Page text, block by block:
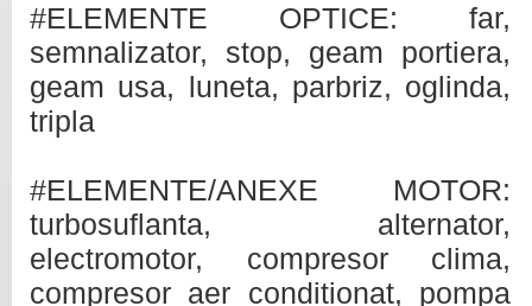
#ELEMENTE OPTICE: far,
semnalizator, stop, geam portiera,
geam usa, luneta, parbriz, oglinda,
tripla
#ELEMENTE/ANEXE MOTOR:
turbosuflanta, alternator,
electromotor, compresor clima,
compresor aer conditionat, pompa